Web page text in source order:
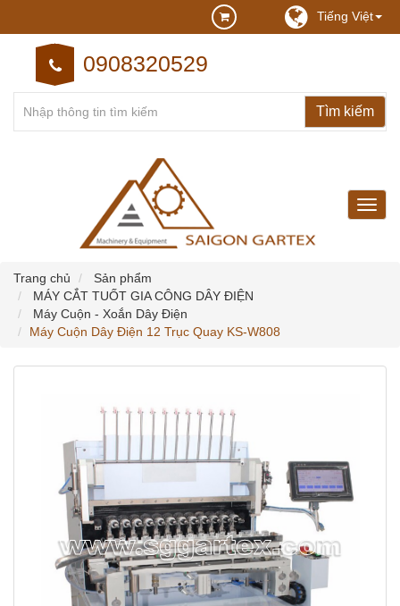
Tiếng Việt
0908320529
may
may
Trang chủ
Sản phẩm
MÁY CẮT TUỐT GIA CÔNG DÂY ĐIỆN
Máy Cuộn - Xoắn Dây Điện
Máy Cuộn Dây Điện 12 Trục Quay KS-W808